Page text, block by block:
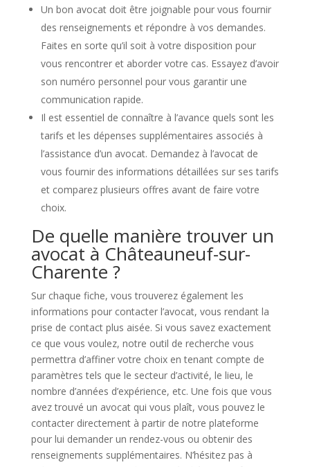
Un bon avocat doit être joignable pour vous fournir
des renseignements et répondre à vos demandes.
Faites en sorte qu’il soit à votre disposition pour
vous rencontrer et aborder votre cas. Essayez d’avoir
son numéro personnel pour vous garantir une
communication rapide.
Il est essentiel de connaître à l’avance quels sont les
tarifs et les dépenses supplémentaires associés à
l’assistance d’un avocat. Demandez à l’avocat de
vous fournir des informations détaillées sur ses tarifs
et comparez plusieurs offres avant de faire votre
choix.
De quelle manière trouver un
avocat à Châteauneuf-sur-
Charente ?
Sur chaque fiche, vous trouverez également les
informations pour contacter l’avocat, vous rendant la
prise de contact plus aisée. Si vous savez exactement
ce que vous voulez, notre outil de recherche vous
permettra d’affiner votre choix en tenant compte de
paramètres tels que le secteur d’activité, le lieu, le
nombre d’années d’expérience, etc. Une fois que vous
avez trouvé un avocat qui vous plaît, vous pouvez le
contacter directement à partir de notre plateforme
pour lui demander un rendez-vous ou obtenir des
renseignements supplémentaires. N’hésitez pas à